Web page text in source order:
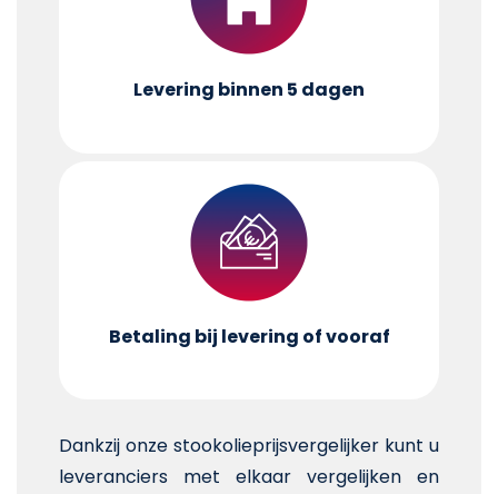
Levering binnen 5 dagen
Betaling bij levering of vooraf
Dankzij onze stookolieprijsvergelijker kunt u
leveranciers met elkaar vergelijken en